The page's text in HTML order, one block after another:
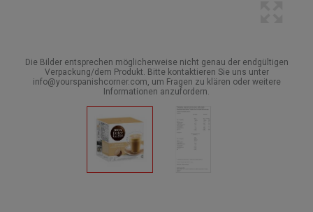
Die Bilder entsprechen möglicherweise nicht genau der endgültigen
Verpackung/dem Produkt. Bitte kontaktieren Sie uns unter
info@yourspanishcorner.com, um Fragen zu klären oder weitere
Informationen anzufordern.